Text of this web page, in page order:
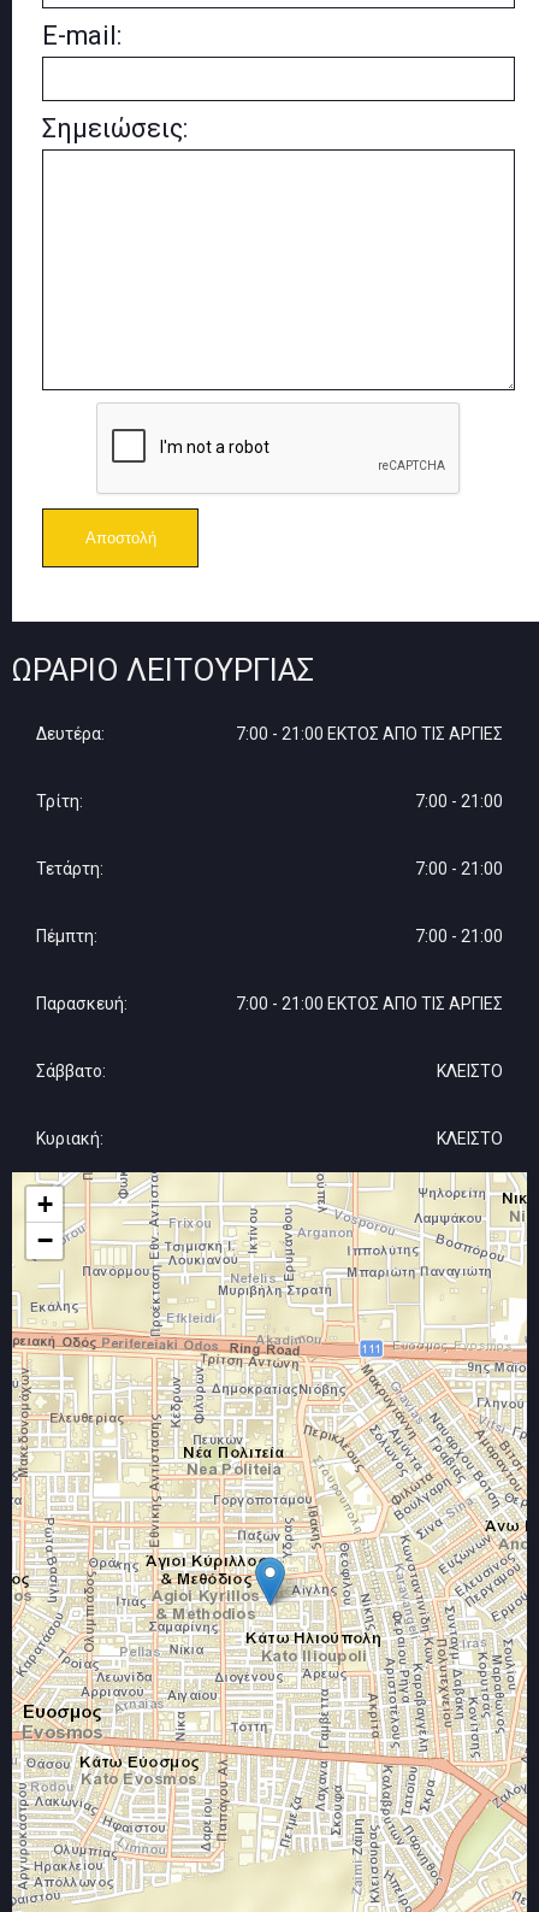
E-mail:
Σημειώσεις:
ΩΡΆΡΙΟ ΛΕΙΤΟΥΡΓΊΑΣ
Δευτέρα: 7:00 - 21:00 ΕΚΤΟΣ ΑΠΟ ΤΙΣ ΑΡΓΙΕΣ
Τρίτη: 7:00 - 21:00
Τετάρτη: 7:00 - 21:00
Πέμπτη: 7:00 - 21:00
Παρασκευή: 7:00 - 21:00 ΕΚΤΟΣ ΑΠΟ ΤΙΣ ΑΡΓΙΕΣ
Σάββατο: ΚΛΕΙΣΤΟ
Κυριακή: ΚΛΕΙΣΤΟ
+
−